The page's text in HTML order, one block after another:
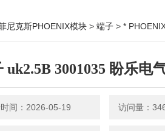
尼克斯PHOENIX模块 > 端子 > * PHOENIX端子
uk2.5B 3001035 盼乐电
时间：2026-05-19 访问量：